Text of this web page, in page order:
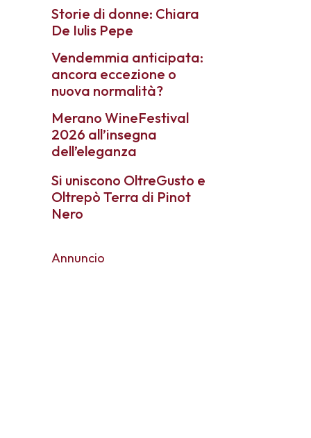
Storie di donne: Chiara
De Iulis Pepe
Vendemmia anticipata:
ancora eccezione o
nuova normalità?
Merano WineFestival
2026 all’insegna
dell’eleganza
Si uniscono OltreGusto e
Oltrepò Terra di Pinot
Nero
Annuncio